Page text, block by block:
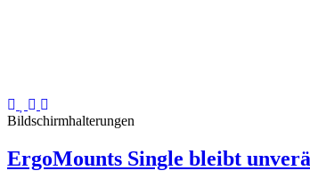
Bildschirmhalterungen
ErgoMounts Single bleibt